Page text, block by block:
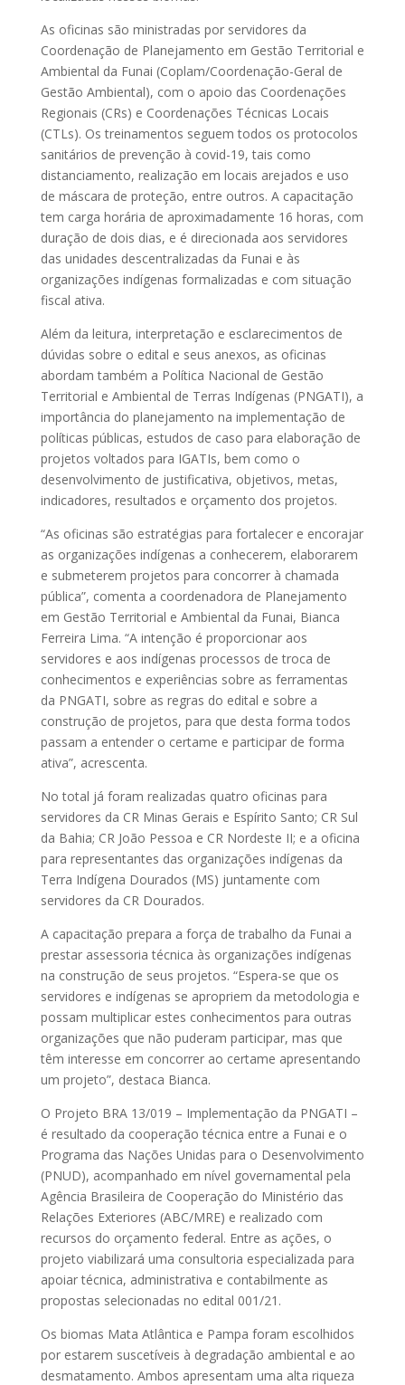
As oficinas são ministradas por servidores da
Coordenação de Planejamento em Gestão Territorial e
Ambiental da Funai (Coplam/Coordenação-Geral de
Gestão Ambiental), com o apoio das Coordenações
Regionais (CRs) e Coordenações Técnicas Locais
(CTLs). Os treinamentos seguem todos os protocolos
sanitários de prevenção à covid-19, tais como
distanciamento, realização em locais arejados e uso
de máscara de proteção, entre outros. A capacitação
tem carga horária de aproximadamente 16 horas, com
duração de dois dias, e é direcionada aos servidores
das unidades descentralizadas da Funai e às
organizações indígenas formalizadas e com situação
fiscal ativa.
Além da leitura, interpretação e esclarecimentos de
dúvidas sobre o edital e seus anexos, as oficinas
abordam também a Política Nacional de Gestão
Territorial e Ambiental de Terras Indígenas (PNGATI), a
importância do planejamento na implementação de
políticas públicas, estudos de caso para elaboração de
projetos voltados para IGATIs, bem como o
desenvolvimento de justificativa, objetivos, metas,
indicadores, resultados e orçamento dos projetos.
“As oficinas são estratégias para fortalecer e encorajar
as organizações indígenas a conhecerem, elaborarem
e submeterem projetos para concorrer à chamada
pública”, comenta a coordenadora de Planejamento
em Gestão Territorial e Ambiental da Funai, Bianca
Ferreira Lima. “A intenção é proporcionar aos
servidores e aos indígenas processos de troca de
conhecimentos e experiências sobre as ferramentas
da PNGATI, sobre as regras do edital e sobre a
construção de projetos, para que desta forma todos
passam a entender o certame e participar de forma
ativa”, acrescenta.
No total já foram realizadas quatro oficinas para
servidores da CR Minas Gerais e Espírito Santo; CR Sul
da Bahia; CR João Pessoa e CR Nordeste II; e a oficina
para representantes das organizações indígenas da
Terra Indígena Dourados (MS) juntamente com
servidores da CR Dourados.
A capacitação prepara a força de trabalho da Funai a
prestar assessoria técnica às organizações indígenas
na construção de seus projetos. “Espera-se que os
servidores e indígenas se apropriem da metodologia e
possam multiplicar estes conhecimentos para outras
organizações que não puderam participar, mas que
têm interesse em concorrer ao certame apresentando
um projeto”, destaca Bianca.
O Projeto BRA 13/019 – Implementação da PNGATI –
é resultado da cooperação técnica entre a Funai e o
Programa das Nações Unidas para o Desenvolvimento
(PNUD), acompanhado em nível governamental pela
Agência Brasileira de Cooperação do Ministério das
Relações Exteriores (ABC/MRE) e realizado com
recursos do orçamento federal. Entre as ações, o
projeto viabilizará uma consultoria especializada para
apoiar técnica, administrativa e contabilmente as
propostas selecionadas no edital 001/21.
Os biomas Mata Atlântica e Pampa foram escolhidos
por estarem suscetíveis à degradação ambiental e ao
desmatamento. Ambos apresentam uma alta riqueza